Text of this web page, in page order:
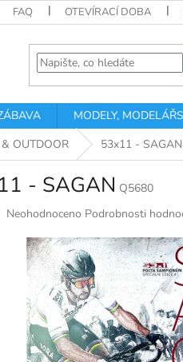
FAQ OTEVÍRACÍ DOBA
MODELY,
OUTDOOR 53x11 - SAGAN
- SAGAN Q5680
Průměrné
produktu
hvězdiček.
Neohodnoceno Podrobnosti